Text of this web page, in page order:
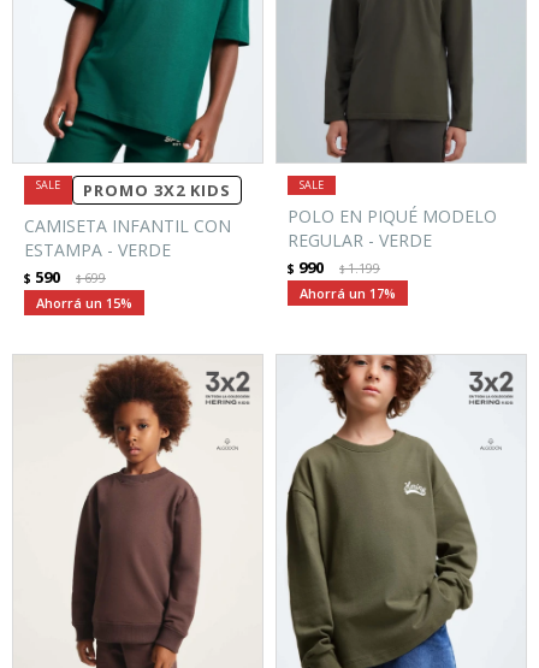
PROMO 3X2 KIDS
CAMISETA INFANTIL CON
ESTAMPA - VERDE
$ 590 $699
15
POLO EN PIQUÉ MODELO
REGULAR - VERDE
$ 990 $1.199
17